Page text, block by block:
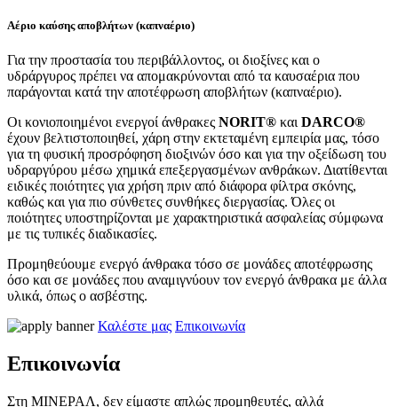
Αέριο καύσης αποβλήτων (καπναέριο)
Για την προστασία του περιβάλλοντος, οι διοξίνες και ο
υδράργυρος πρέπει να απομακρύνονται από τα καυσαέρια που
παράγονται κατά την αποτέφρωση αποβλήτων (καπναέριο).
Οι κονιοποιημένοι ενεργοί άνθρακες NORIT® και DARCO®
έχουν βελτιστοποιηθεί, χάρη στην εκτεταμένη εμπειρία μας, τόσο
για τη φυσική προσρόφηση διοξινών όσο και για την οξείδωση του
υδραργύρου μέσω χημικά επεξεργασμένων ανθράκων. Διατίθενται
ειδικές ποιότητες για χρήση πριν από διάφορα φίλτρα σκόνης,
καθώς και για πιο σύνθετες συνθήκες διεργασίας. Όλες οι
ποιότητες υποστηρίζονται με χαρακτηριστικά ασφαλείας σύμφωνα
με τις τυπικές διαδικασίες.
Προμηθεύουμε ενεργό άνθρακα τόσο σε μονάδες αποτέφρωσης
όσο και σε μονάδες που αναμιγνύουν τον ενεργό άνθρακα με άλλα
υλικά, όπως ο ασβέστης.
Καλέστε μας Επικοινωνία
Επικοινωνία
Στη ΜΙΝΕΡΑΛ, δεν είμαστε απλώς προμηθευτές, αλλά